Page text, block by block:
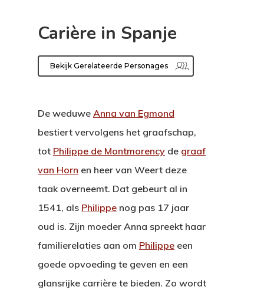
Carière in Spanje
Bekijk Gerelateerde Personages
De weduwe Anna van Egmond
bestiert vervolgens het graafschap,
tot Philippe de Montmorency de graaf
van Horn en heer van Weert deze
taak overneemt. Dat gebeurt al in
1541, als Philippe nog pas 17 jaar
oud is. Zijn moeder Anna spreekt haar
familierelaties aan om Philippe een
goede opvoeding te geven en een
glansrijke carrière te bieden. Zo wordt